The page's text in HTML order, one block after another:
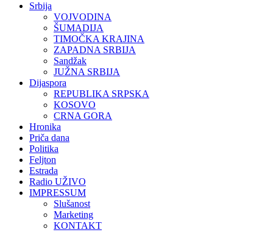
Srbija
VOJVODINA
ŠUMADIJA
TIMOČKA KRAJINA
ZAPADNA SRBIJA
Sandžak
JUŽNA SRBIJA
Dijaspora
REPUBLIKA SRPSKA
KOSOVO
CRNA GORA
Hronika
Priča dana
Politika
Feljton
Estrada
Radio UŽIVO
IMPRESSUM
Slušanost
Marketing
KONTAKT